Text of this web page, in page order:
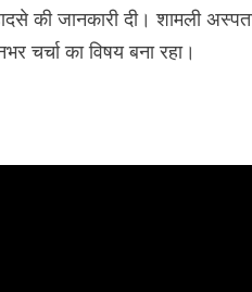
की जानकारी दी। शामली
चर्चा का विषय बना रहा।